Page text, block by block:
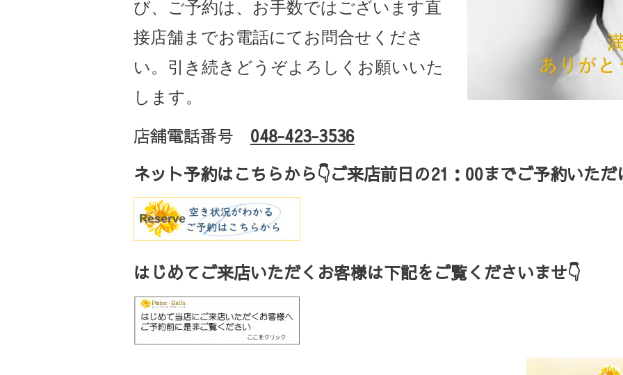
び、ご予約は、お手数ではございます直
接店舗までお電話にてお問合せくださ
い。引き続きどうぞよろしくお願いいた
します。
店舗電話番号 048-423-3536
ネット予約はこちらから👇ご来店前日の21 ： 00までご予約いただ
はじめてご来店いただくお客様は下記をご覧くださいませ👇